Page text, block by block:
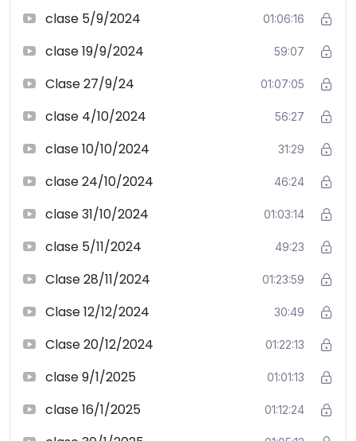
clase 5/9/2024 01:06:16
clase 19/9/2024 59:07
Clase 27/9/24 01:07:05
clase 4/10/2024 56:27
clase 10/10/2024 31:29
clase 24/10/2024 46:24
clase 31/10/2024 01:03:14
clase 5/11/2024 49:23
Clase 28/11/2024 01:23:59
Clase 12/12/2024 30:49
Clase 20/12/2024 01:22:13
clase 9/1/2025 01:01:13
clase 16/1/2025 01:12:24